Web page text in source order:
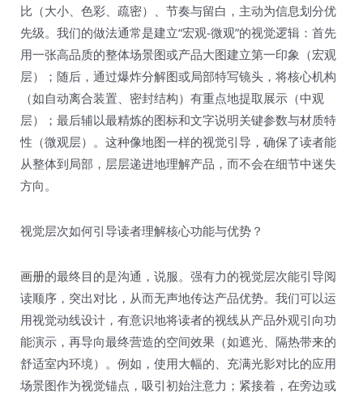
比（大小、色彩、疏密）、节奏与留白，主动为信息划分优
先级。我们的做法通常是建立“宏观-微观”的视觉逻辑：首先
用一张高品质的整体场景图或产品大图建立第一印象（宏观
层）；随后，通过爆炸分解图或局部特写镜头，将核心机构
（如自动离合装置、密封结构）有重点地提取展示（中观
层）；最后辅以最精炼的图标和文字说明关键参数与材质特
性（微观层）。这种像地图一样的视觉引导，确保了读者能
从整体到局部，层层递进地理解产品，而不会在细节中迷失
方向。
视觉层次如何引导读者理解核心功能与优势？
画册的最终目的是沟通，说服。强有力的视觉层次能引导阅
读顺序，突出对比，从而无声地传达产品优势。我们可以运
用视觉动线设计，有意识地将读者的视线从产品外观引向功
能演示，再导向最终营造的空间效果（如遮光、隔热带来的
舒适室内环境）。例如，使用大幅的、充满光影对比的应用
场景图作为视觉锚点，吸引初始注意力；紧接着，在旁边或